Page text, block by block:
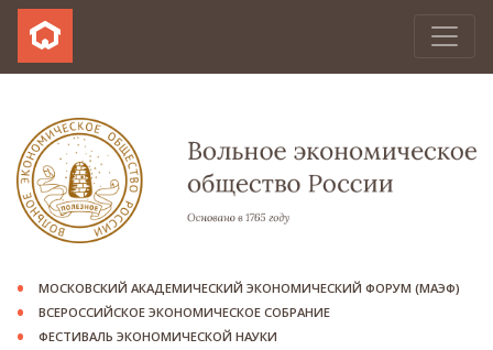
МОСКОВСКИЙ АКАДЕМИЧЕСКИЙ ЭКОНОМИЧЕСКИЙ ФОРУМ (МАЭФ)
ВСЕРОССИЙСКОЕ ЭКОНОМИЧЕСКОЕ СОБРАНИЕ
ФЕСТИВАЛЬ ЭКОНОМИЧЕСКОЙ НАУКИ